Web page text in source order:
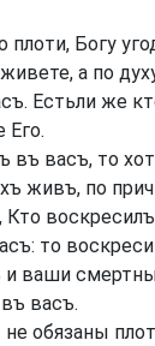
Богу
а по
Естьли же
Его.
въ васъ, то
живъ, по
Кто
то
ваши
васъ.
не обязаны